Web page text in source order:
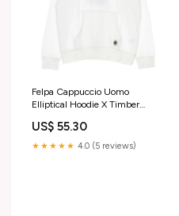
Felpa Cappuccio Uomo
Elliptical Hoodie X Timber
US$ 55.30
★★★★★ 4.0 (5 reviews)